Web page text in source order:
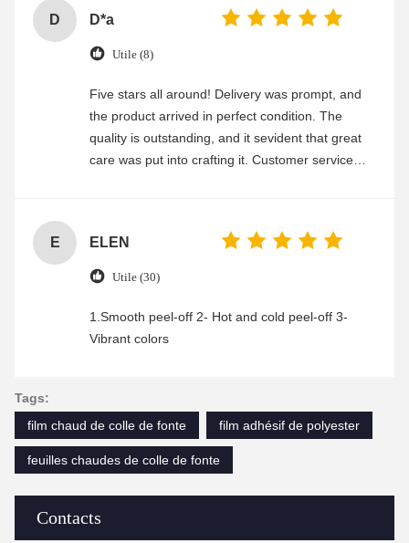
Contacts
D D*a
Utile (8)
Five stars all around! Delivery was prompt, and
the product arrived in perfect condition. The
quality is outstanding, and it sevident that great
care was put into crafting it. Customer service
E ELEN
Utile (30)
1.Smooth peel-off 2- Hot and cold peel-off 3-
Vibrant colors
Tags:
film chaud de colle de fonte
film adhésif de polyester
feuilles chaudes de colle de fonte